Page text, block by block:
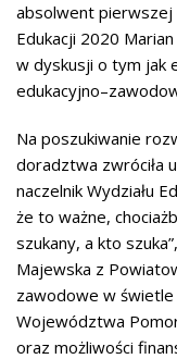
absolwent pierwszej
Edukacji 2020
w dyskusji o tym jak
Na poszukiwanie
doradztwa zwróciła
naczelnik Wydziału
że to ważne,
szukany, a kto
Majewska z
zawodowe w
Województwa
oraz możliwości